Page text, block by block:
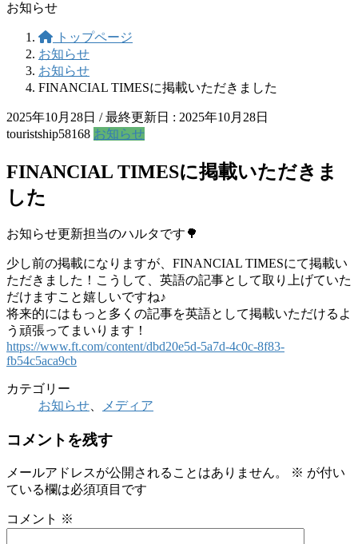
お知らせ
トップページ
お知らせ
お知らせ
FINANCIAL TIMESに掲載いただきました
2025年10月28日 / 最終更新日 : 2025年10月28日
touristship58168 お知らせ
FINANCIAL TIMESに掲載いただきま
した
お知らせ更新担当のハルタです🌳
少し前の掲載になりますが、FINANCIAL TIMESにて掲載い
ただきました！こうして、英語の記事として取り上げていた
だけますこと嬉しいですね♪
将来的にはもっと多くの記事を英語として掲載いただけるよ
う頑張ってまいります！
https://www.ft.com/content/dbd20e5d-5a7d-4c0c-8f83-
fb54c5aca9cb
カテゴリー
お知らせ
メディア
コメントを残す
メールアドレスが公開されることはありません。 ※ が付い
ている欄は必須項目です
コメント ※